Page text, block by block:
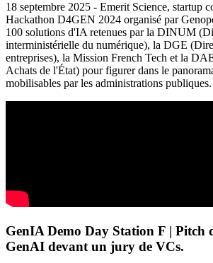
18 septembre 2025 - Emerit Science, startup
Hackathon D4GEN 2024 organisé par
100 solutions d'IA retenues par la DINUM
interministérielle du numérique), la DGE
entreprises), la Mission French Tech et la
Achats de l'État) pour figurer dans le
mobilisables par les administrations publiques.
GenIA Demo Day Station F | Pitch
GenAI devant un jury de VCs.